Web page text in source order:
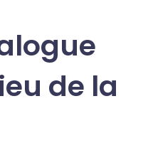
de la